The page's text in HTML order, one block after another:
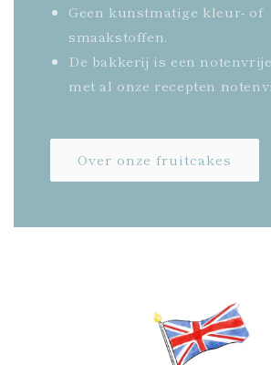
Geen kunstmatige kleur- of
smaakstoffen.
De bakkerij is een
met al onze recepten
Over onze fruitcakes